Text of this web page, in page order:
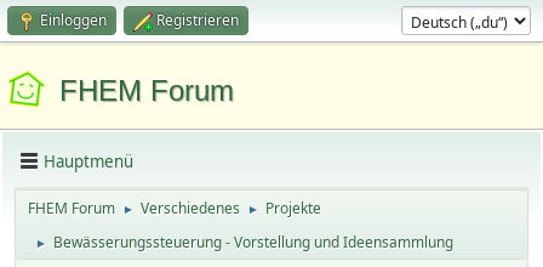
Einloggen Registrieren
FHEM Forum
Hauptmenü
FHEM Forum ► Verschiedenes ► Projekte
► Bewässerungssteuerung - Vorstellung und Ideensammlung